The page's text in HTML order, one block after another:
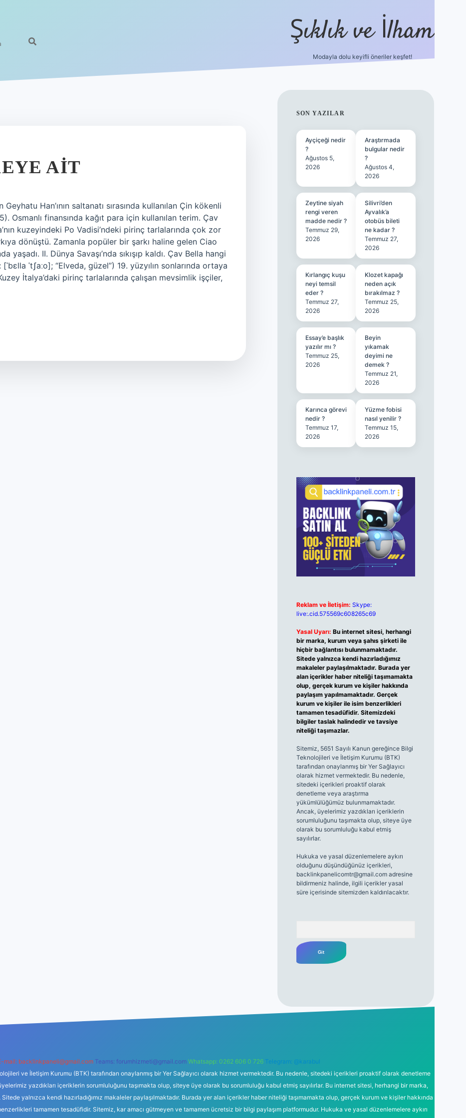
Şıklık ve İlham
Modayla dolu keyifli öneriler keşfet!
AIT
Han’ının saltanatı sırasında kullanılan Çin kökenli
Osmanlı finansında kağıt para için kullanılan terim. Çav
kuzeyindeki Po Vadisi’ndeki pirinç tarlalarında çok zor
dönüştü. Zamanla popüler bir şarkı haline gelen Ciao
yaşadı. II. Dünya Savaşı’nda sıkışıp kaldı. Çav Bella hangi
ˈtʃaːo]; “Elveda, güzel”) 19. yüzyılın sonlarında ortaya
İtalya’daki pirinç tarlalarında çalışan mevsimlik işçiler,
SIDEBAR
SON YAZILAR
Ayçiçeği nedir
?
Ağustos 5,
2026
Araştırmada
bulgular nedir
?
Ağustos 4,
2026
Zeytine siyah
rengi veren
madde nedir ?
Temmuz 29,
2026
Silivri’den
Ayvalık’a
otobüs bileti
ne kadar ?
Temmuz 27,
2026
Kırlangıç kuşu
neyi temsil
eder ?
Temmuz 27,
2026
Klozet kapağı
neden açık
bırakılmaz ?
Temmuz 25,
2026
Essay’e başlık
yazılır mı ?
Temmuz 25,
2026
Beyin
yıkamak
deyimi ne
demek ?
Temmuz 21,
2026
Karınca görevi
nedir ?
Temmuz 17,
2026
Yüzme fobisi
nasıl yenilir ?
Temmuz 15,
2026
Reklam ve İletişim: Skype:
live:.cid.575569c608265c69
Yasal Uyarı: Bu internet sitesi, herhangi
bir marka, kurum veya şahıs şirketi ile
hiçbir bağlantısı bulunmamaktadır.
Sitede yalnızca kendi hazırladığımız
makaleler paylaşılmaktadır. Burada yer
alan içerikler haber niteliği taşımamakta
olup, gerçek kurum ve kişiler hakkında
paylaşım yapılmamaktadır. Gerçek
kurum ve kişiler ile isim benzerlikleri
tamamen tesadüfidir. Sitemizdeki
bilgiler taslak halindedir ve tavsiye
niteliği taşımazlar.
Sitemiz, 5651 Sayılı Kanun gereğince Bilgi
Teknolojileri ve İletişim Kurumu (BTK)
tarafından onaylanmış bir Yer Sağlayıcı
olarak hizmet vermektedir. Bu nedenle,
sitedeki içerikleri proaktif olarak
denetleme veya araştırma
yükümlülüğümüz bulunmamaktadır.
Ancak, üyelerimiz yazdıkları içeriklerin
sorumluluğunu taşımakta olup, siteye üye
olarak bu sorumluluğu kabul etmiş
sayılırlar.
Hukuka ve yasal düzenlemelere aykırı
olduğunu düşündüğünüz içerikleri,
backlinkpanelicomtr@gmail.comadresine
bildirmeniz halinde, ilgili içerikler yasal
süre içerisinde sitemizden kaldırılacaktır.
betexper yeni
mail: backlinkpaneli@gmail.com Teams: forumhizmeti@gmail.com Whatsapp: 0262 606 0 726 Telegram: @karabul
ve İletişim Kurumu (BTK) tarafından onaylanmış bir Yer Sağlayıcı olarak hizmet vermektedir. Bu nedenle, sitedeki içerikleri proaktif olarak denetleme
yazdıkları içeriklerin sorumluluğunu taşımakta olup, siteye üye olarak bu sorumluluğu kabul etmiş sayılırlar. Bu internet sitesi, herhangi bir marka,
yalnızca kendi hazırladığımız makaleler paylaşılmaktadır. Burada yer alan içerikler haber niteliği taşımamakta olup, gerçek kurum ve kişiler hakkında
tamamen tesadüfidir. Sitemiz, kar amacı gütmeyen ve tamamen ücretsiz bir bilgi paylaşım platformudur. Hukuka ve yasal düzenlemelere aykırı